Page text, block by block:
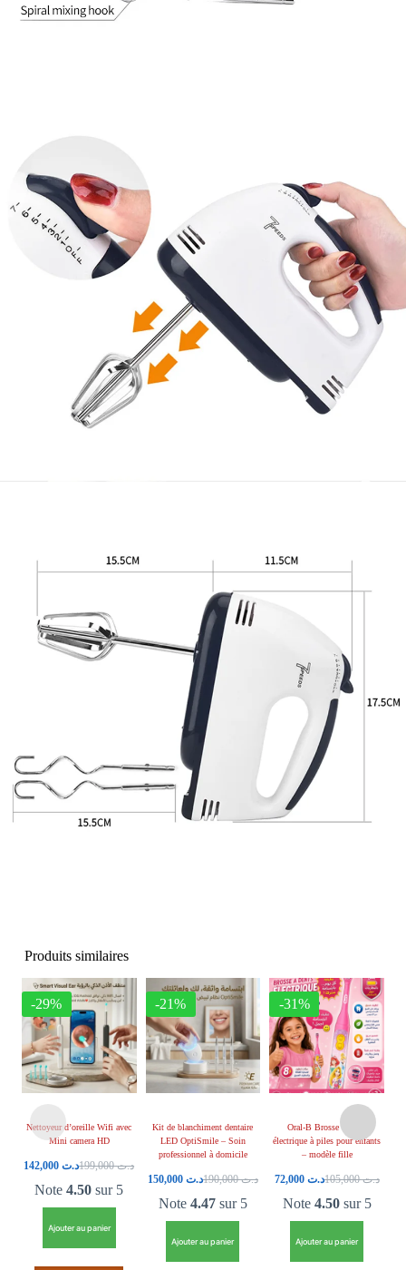
Produits similaires
-29%
Nettoyeur d’oreille Wifi avec
Mini camera HD
د.ت199,000 د.ت142,000
Note4.50 sur 5
Ajouter au panier
-21%
Kit de blanchiment dentaire
LED OptiSmile – Soin
professionnel à domicile
د.ت190,000 د.ت 150,000
Note 4.47sur 5
Ajouter au panier
-31%
Oral-B Brosse à dents
électrique à piles pour enfants
– modèle fille
د.ت105,000 د.ت 72,000
Note 4.50sur 5
Ajouter au panier